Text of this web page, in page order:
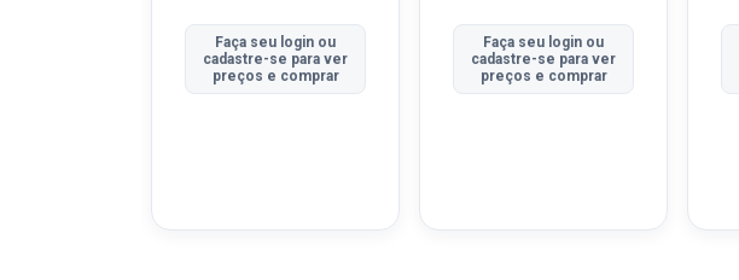
Faça seu login ou
cadastre-se para ver
preços e comprar
Faça seu login ou
cadastre-se para ver
preços e comprar